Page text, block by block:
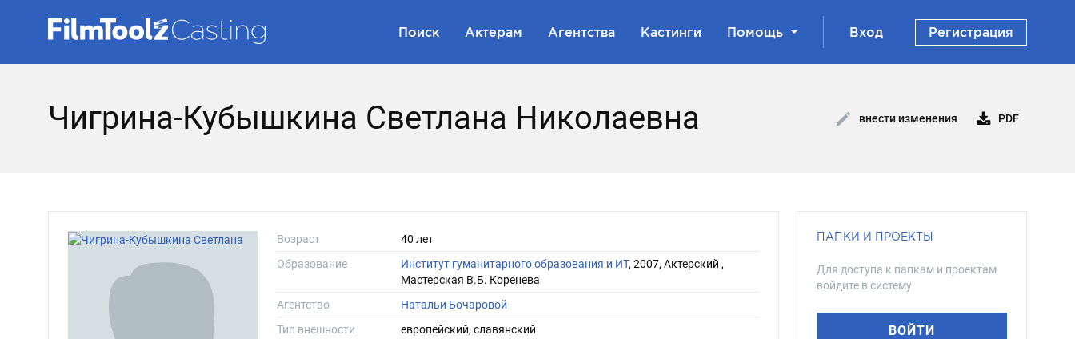
Поиск Актерам Агентства Кастинги Помощь Вход Регистрация
Чигрина-Кубышкина Светлана Николаевна внести изменения PDF
Возраст
40 лет
Образование
Институт гуманитарного образования и ИТ, 2007, Актерский ,
Мастерская В.Б. Коренева
Агентство
Натальи Бочаровой
Тип внешности
европейский, славянский
ПАПКИ И ПРОЕКТЫ
Для доступа к папкам и проектам
войдите в систему
ВОЙТИ